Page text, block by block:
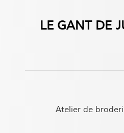
LE GANT DE
Atelier de